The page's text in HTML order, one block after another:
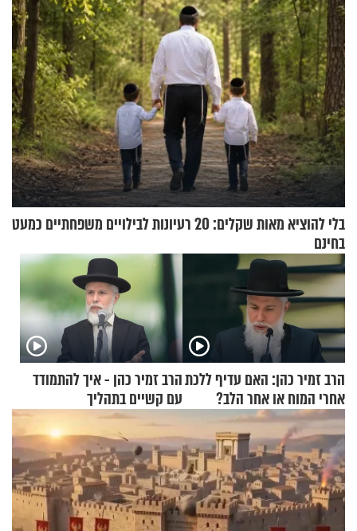
בלי להוציא מאות שקלים: 20 רעיונות לבילויים משפחתיים כמעט
בחינם
הרב זמיר כהן: האם עדיף ללכת
אחרי המוח או אחר הלב?
הרב זמיר כהן - איך להתמודד
עם קשיים בתהליך
ההתחזקות?